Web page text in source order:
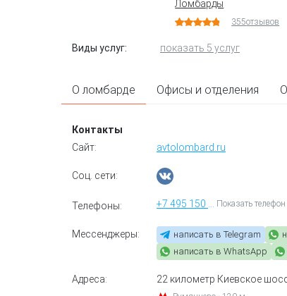
Ломбарды
355отзывов
Виды услуг: показать 5 услуг
О ломбарде Офисы и отделения
Контакты
Сайт:
avtolombard.ru
Соц. сети:
Телефоны: Показать телефон
Мессенджеры: написать в Telegram
написать в WhatsApp
Адреса: 22 километр Киевское